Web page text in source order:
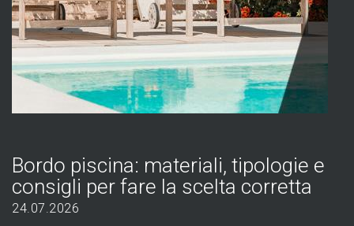
Bordo piscina: materiali, tipologie e
consigli per fare la scelta corretta
24.07.2026